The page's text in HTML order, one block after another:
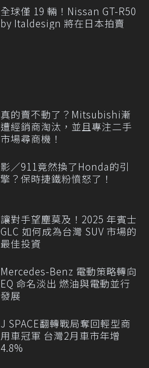
全球僅 19 輛！Nissan GT-R50
by Italdesign 將在日本拍賣
真的賣不動了？Mitsubishi漸
遭經銷商淘汰，並且專注二手
市場尋商機！
影／911竟然換了Honda的引
擎？保時捷鐵粉憤怒了！
讓對手望塵莫及！2025 年賓士
GLC 如何成為台灣 SUV 市場的
最佳投資
Mercedes-Benz 電動策略轉向
EQ 命名淡出 燃油與電動並行
發展
J SPACE翻轉戰局奪回輕型商
用車冠軍 台灣2月車市年增
4.8%